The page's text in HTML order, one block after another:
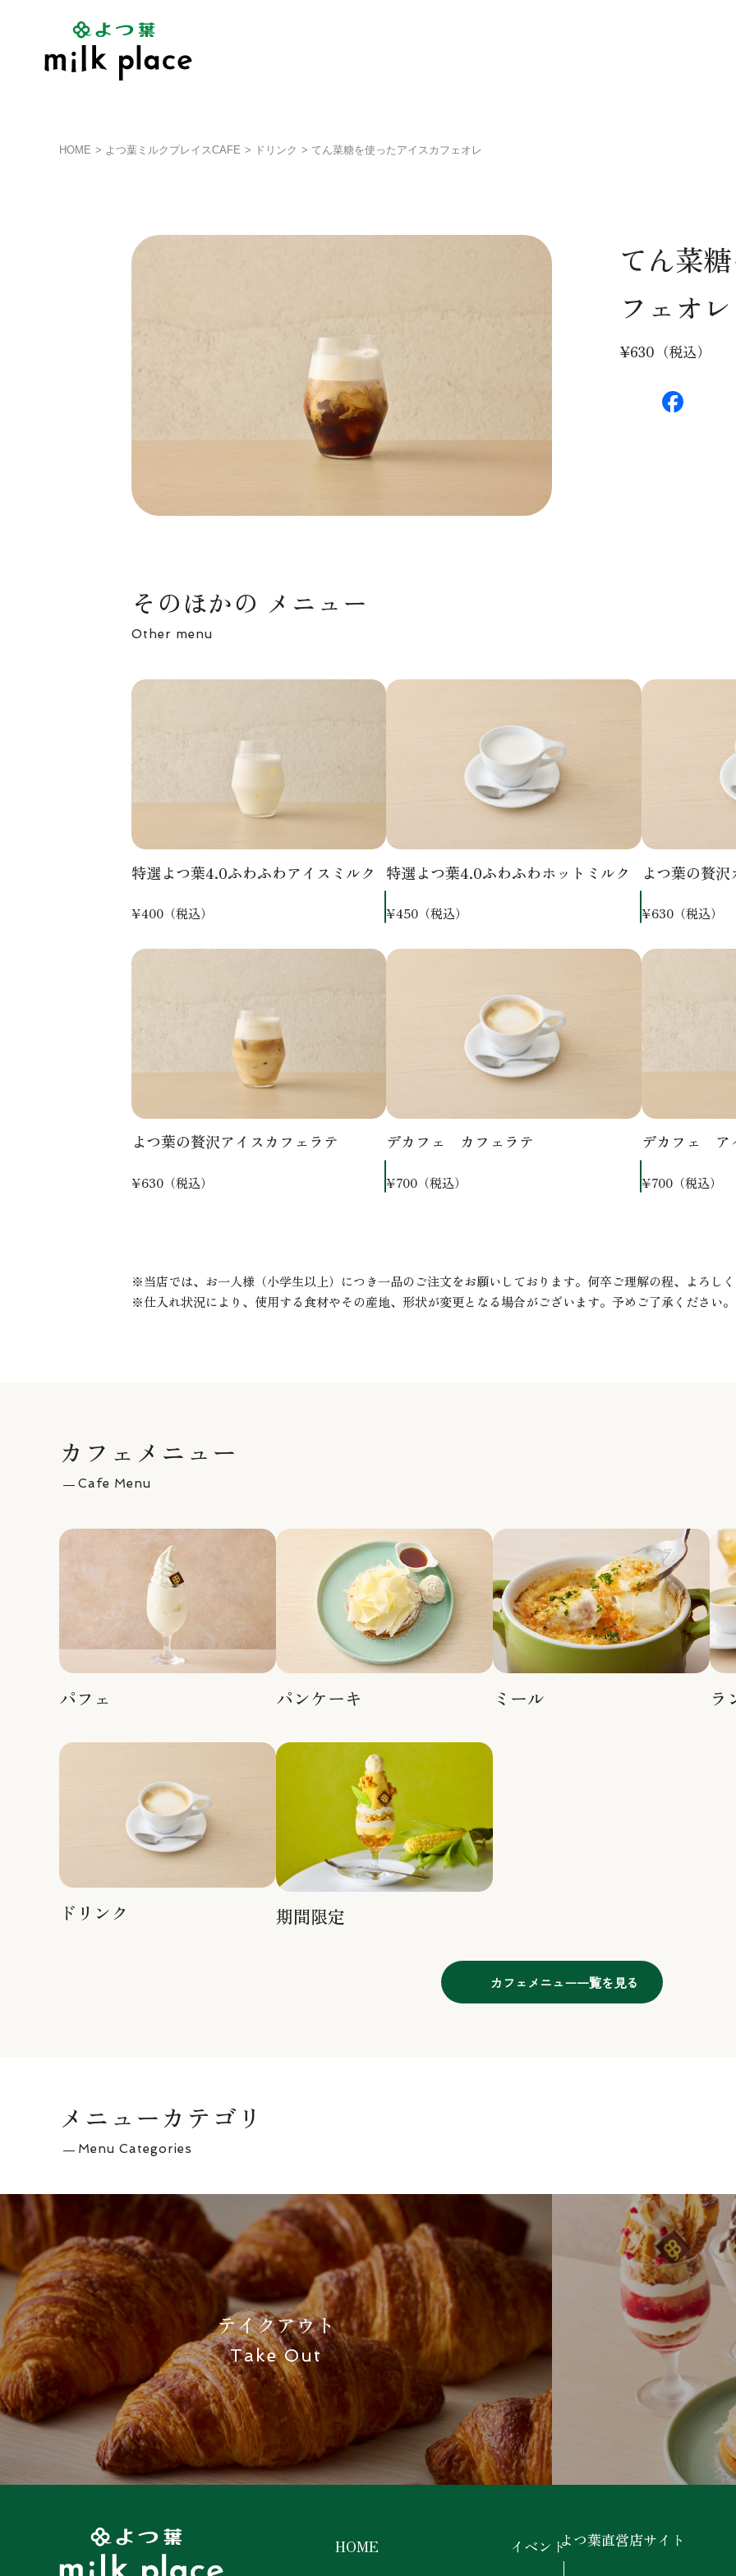
HOME よつ葉ミルクプレイスCAFE ドリンク てん菜糖を使ったアイスカフェオレ
てん菜
フェオレ
¥630（税込）
そのほかの メニュー
Other menu
特選よつ葉4.0ふわふわアイスミルク
¥400（税込）
特選よつ葉4.0ふわふわホットミルク
¥450（税込）
よつ葉の贅
¥630（税込）
よつ葉の贅沢アイスカフェラテ
¥630（税込）
デカフェ カフェラテ
¥700（税込）
デカフェ ア
¥700（税込）
当店では、お一人様（小学生以上）につき一品のご注文をお願いしております。何卒ご理解の程、よろし
仕入れ状況により、使用する食材やその産地、形状が変更となる場合がございます。予めご了承ください。
カフェメニュー
Cafe Menu
パフェ パンケーキ ミール ラ
ドリンク 期間限定
カフェメニュー一覧を見る
メニューカテゴリ
Menu Categories
テイクアウト
Take Out
HOME
イベントよつ葉直営店サイト